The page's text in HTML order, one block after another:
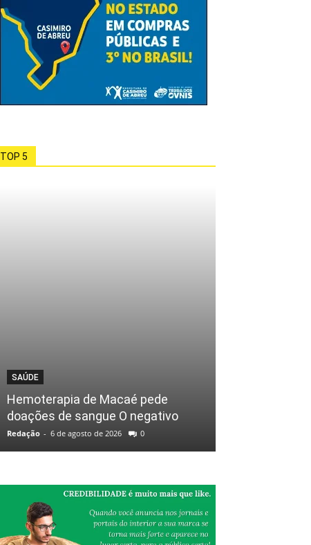
TOP 5
SAÚDE
Hemoterapia de Macaé pede
doações de sangue O negativo
Redação - 6 de agosto de 2026 0